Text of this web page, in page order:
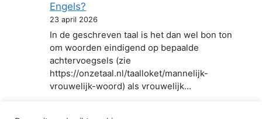
Engels?
23 april 2026
In de geschreven taal is het dan wel bon ton
om woorden eindigend op bepaalde
achtervoegsels (zie
https://onzetaal.nl/taalloket/mannelijk-
vrouwelijk-woord) als vrouwelijk…